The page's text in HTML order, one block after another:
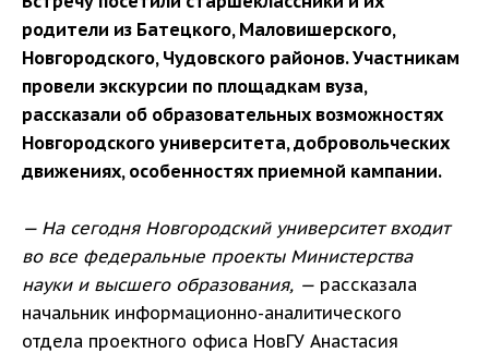
родители из Батецкого, Маловишерского,
Новгородского, Чудовского районов. Участникам
провели экскурсии по площадкам вуза,
рассказали об образовательных возможностях
Новгородского университета, добровольческих
движениях, особенностях приемной кампании.
— На сегодня Новгородский университет входит
во все федеральные проекты Министерства
науки и высшего образования, — рассказала
начальник информационно-аналитического
отдела проектного офиса НовГУ Анастасия